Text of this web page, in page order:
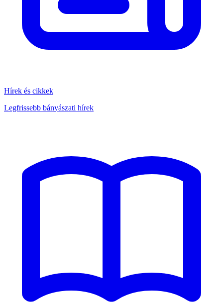
Hírek és cikkek
Legfrissebb bányászati hírek